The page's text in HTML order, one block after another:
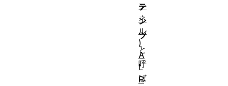
テ
ン
ツ
と
呼
ば
ン
ネ
ル
)
A
L
P